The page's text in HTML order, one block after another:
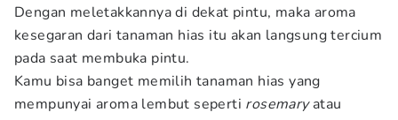
Dengan meletakkannya di dekat pintu, maka aroma
kesegaran dari tanaman hias itu akan langsung tercium
pada saat membuka pintu.
Kamu bisa banget memilih tanaman hias yang
mempunyai aroma lembut seperti rosemaryatau